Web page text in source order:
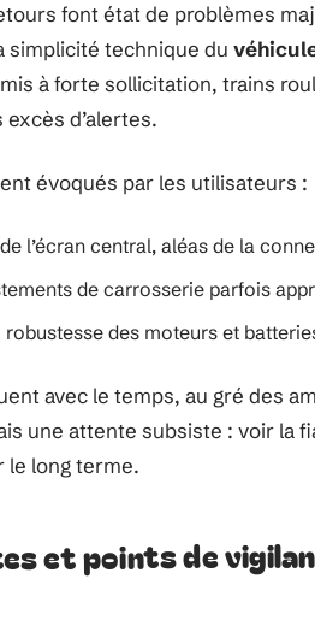
font état de problèmes
simplicité technique du
à forte sollicitation, trains
d’alertes.
évoqués par les utilisateurs :
l’écran central, aléas de la
de carrosserie parfois
robustesse des moteurs et
avec le temps, au gré des
une attente subsiste : voir la
le long terme.
et points de